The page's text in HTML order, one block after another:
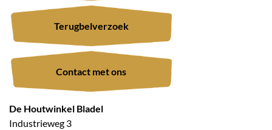
Terugbelverzoek
Contact met ons
De Houtwinkel Bladel
Industrieweg 3